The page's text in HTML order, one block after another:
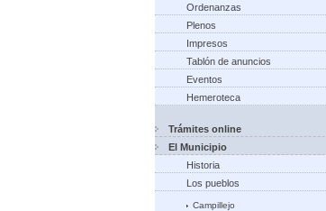
Ordenanzas
Plenos
Impresos
Tablón de anuncios
Eventos
Hemeroteca
Trámites online
El Municipio
Historia
Los pueblos
Campillejo